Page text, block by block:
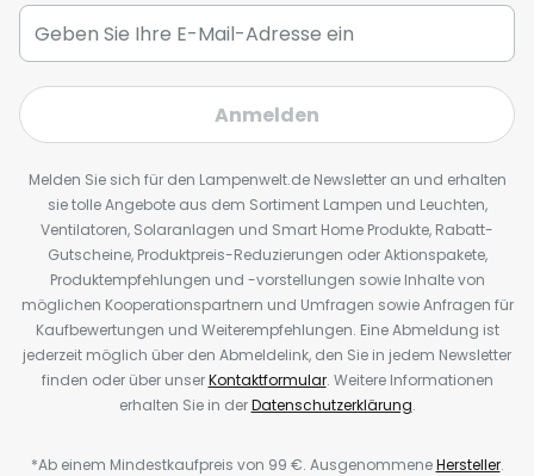
Anmelden
Melden Sie sich für den Lampenwelt.de Newsletter an und erhalten
sie tolle Angebote aus dem Sortiment Lampen und Leuchten,
Ventilatoren, Solaranlagen und Smart Home Produkte, Rabatt-
Gutscheine, Produktpreis-Reduzierungen oder Aktionspakete,
Produktempfehlungen und -vorstellungen sowie Inhalte von
möglichen Kooperationspartnern und Umfragen sowie Anfragen für
Kaufbewertungen und Weiterempfehlungen. Eine Abmeldung ist
jederzeit möglich über den Abmeldelink, den Sie in jedem Newsletter
finden oder über unserKontaktformular. Weitere Informationen
erhalten Sie in derDatenschutzerklärung.
*Ab einem Mindestkaufpreis von 99 €. AusgenommeneHersteller.